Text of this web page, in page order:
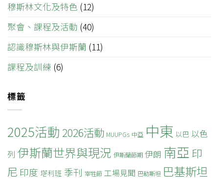
穆斯林文化及特色 (12)
聚會、課程及活動 (40)
認識穆斯林與伊斯蘭 (11)
課程及訓練 (6)
標籤
2025活動 2026活動 MUUPGs 中亞 中東 以巴 以色
列 伊斯蘭世界與現況 伊斯蘭節期 伊朗 南亞 印
尼 印度 塔利班 季刊 宰牲節 工場見聞 巴勒斯坦 巴基斯坦